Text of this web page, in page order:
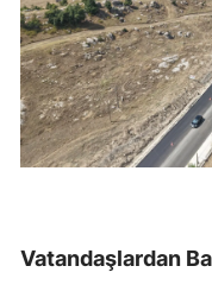
Vatandaşlardan